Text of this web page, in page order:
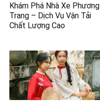
Khám Phá Nhà Xe Phương
Trang – Dịch Vụ Vận Tải
Chất Lượng Cao